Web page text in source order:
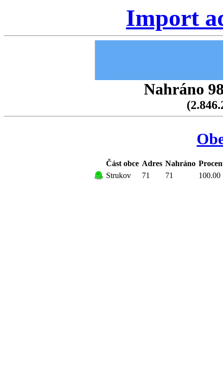
Import
Nahráno
Část obce Adres Nahráno
Strukov
71 71 100.00